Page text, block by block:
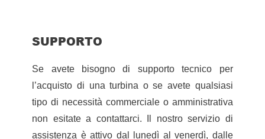
SUPPORTO
Se avete bisogno di supporto tecnico per
l’acquisto di una turbina o se avete qualsiasi
tipo di necessità commerciale o amministrativa
non esitate a contattarci. Il nostro servizio di
assistenza è attivo dal lunedì al venerdì, dalle